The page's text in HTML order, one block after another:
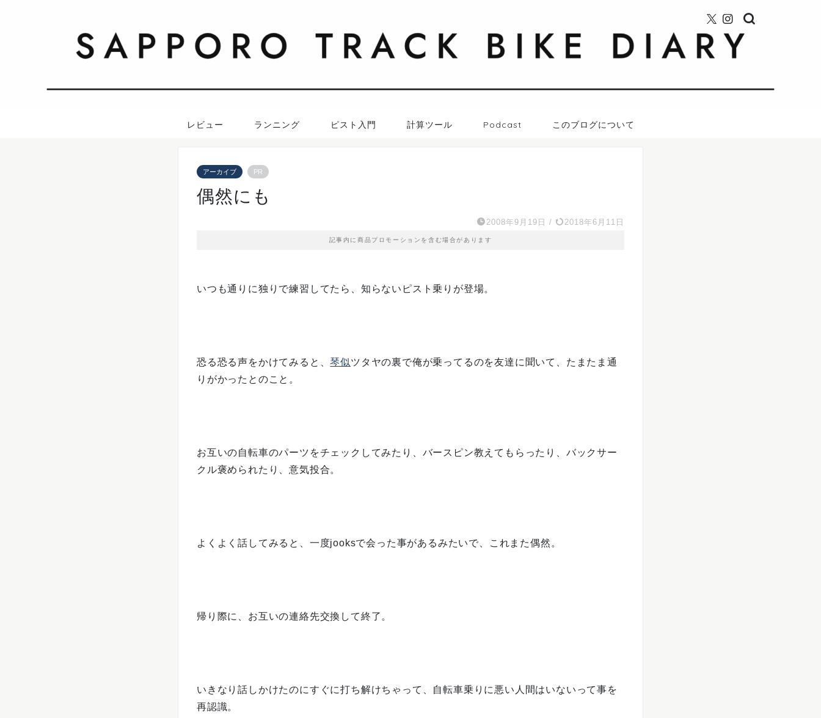
レビュー ランニング ピスト入門 計算ツール Podcast このブログについて
アーカイブ PR
偶然にも
2008年9月19日 / 2018年6月11日
記事内に商品プロモーションを含む場合があります
いつも通りに独りで練習してたら、知らないピスト乗りが登場。
恐る恐る声をかけてみると、琴似ツタヤの裏で俺が乗ってるのを友達に聞いて、たまたま通
りがかったとのこと。
お互いの自転車のパーツをチェックしてみたり、バースピン教えてもらったり、バックサー
クル褒められたり、意気投合。
よくよく話してみると、一度jooksで会った事があるみたいで、これまた偶然。
帰り際に、お互いの連絡先交換して終了。
いきなり話しかけたのにすぐに打ち解けちゃって、自転車乗りに悪い人間はいないって事を
再認識。